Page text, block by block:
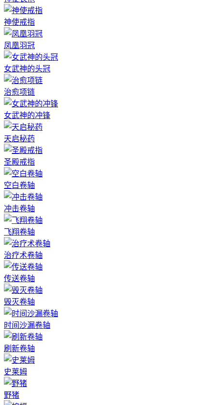
神使戒指
凤凰羽冠
女武神的头冠
治愈项链
女武神的冲锋
天启秘药
圣殿戒指
空白卷轴
冲击卷轴
飞翔卷轴
治疗术卷轴
传送卷轴
毁灭卷轴
时间沙漏卷轴
刷新卷轴
史莱姆
野猪